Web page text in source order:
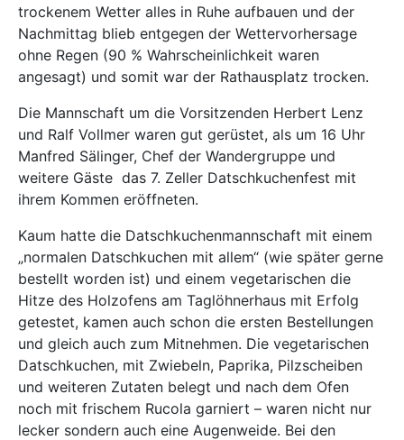
trockenem Wetter alles in Ruhe aufbauen und der
Nachmittag blieb entgegen der Wettervorhersage
ohne Regen (90 % Wahrscheinlichkeit waren
angesagt) und somit war der Rathausplatz trocken.
Die Mannschaft um die Vorsitzenden Herbert Lenz
und Ralf Vollmer waren gut gerüstet, als um 16 Uhr
Manfred Sälinger, Chef der Wandergruppe und
weitere Gäste das 7. Zeller Datschkuchenfest mit
ihrem Kommen eröffneten.
Kaum hatte die Datschkuchenmannschaft mit einem
„normalen Datschkuchen mit allem“ (wie später gerne
bestellt worden ist) und einem vegetarischen die
Hitze des Holzofens am Taglöhnerhaus mit Erfolg
getestet, kamen auch schon die ersten Bestellungen
und gleich auch zum Mitnehmen. Die vegetarischen
Datschkuchen, mit Zwiebeln, Paprika, Pilzscheiben
und weiteren Zutaten belegt und nach dem Ofen
noch mit frischem Rucola garniert – waren nicht nur
lecker sondern auch eine Augenweide. Bei den